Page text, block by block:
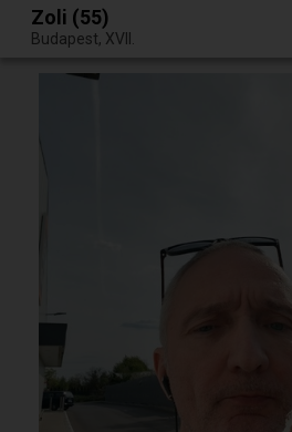
Egy jó randiból bármi lehet.
Zoli (55)
Budapest, XVII.